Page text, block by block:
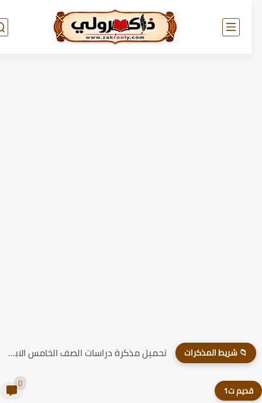
📁 شريط المذكرات تحميل مذكرة دراسات الصف الخامس الابتدائي الترم الاول 2026
ت1